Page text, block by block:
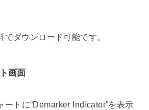
ダウンロード可能です。
画面
ートに“Demarker Indicator”を表示